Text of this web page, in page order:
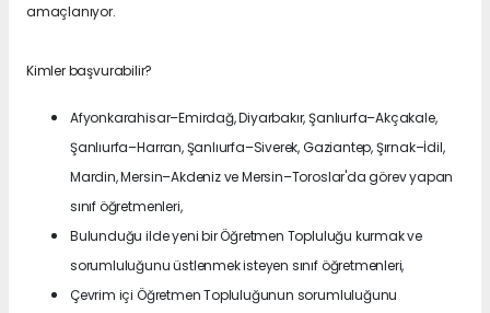
amaçlanıyor.
Kimler başvurabilir?
Afyonkarahisar–Emirdağ, Diyarbakır, Şanlıurfa–Akçakale,
Şanlıurfa–Harran, Şanlıurfa–Siverek, Gaziantep, Şırnak–İdil,
Mardin, Mersin–Akdeniz ve Mersin–Toroslar'da görev yapan
sınıf öğretmenleri,
Bulunduğu ilde yeni bir Öğretmen Topluluğu kurmak ve
sorumluluğunu üstlenmek isteyen sınıf öğretmenleri,
Çevrim içi Öğretmen Topluluğunun sorumluluğunu